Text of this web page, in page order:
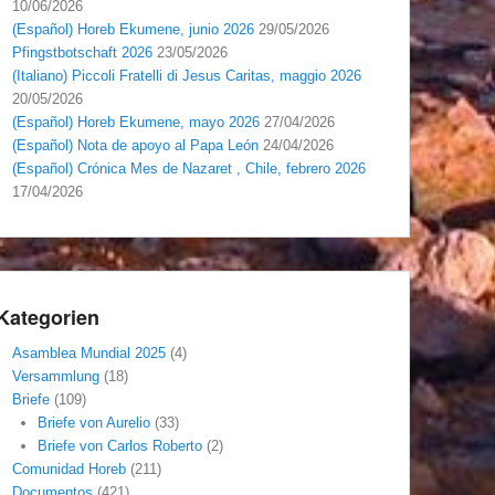
10/06/2026
(Español) Horeb Ekumene, junio 2026 29/05/2026
Pfingstbotschaft 2026 23/05/2026
(Italiano) Piccoli Fratelli di Jesus Caritas, maggio 2026
20/05/2026
(Español) Horeb Ekumene, mayo 2026 27/04/2026
(Español) Nota de apoyo al Papa León 24/04/2026
(Español) Crónica Mes de Nazaret , Chile, febrero 2026
17/04/2026
Asamblea Mundial 2025 (4)
Versammlung (18)
Briefe (109)
Briefe von Aurelio(33)
Briefe von Carlos Roberto(2)
Comunidad Horeb (211)